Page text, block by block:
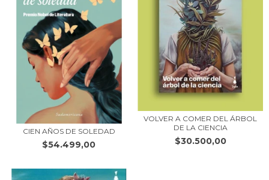
CIEN AÑOS DE SOLEDAD
$54.499,00
VOLVER A COMER DEL ÁRBOL
DE LA CIENCIA
$30.500,00